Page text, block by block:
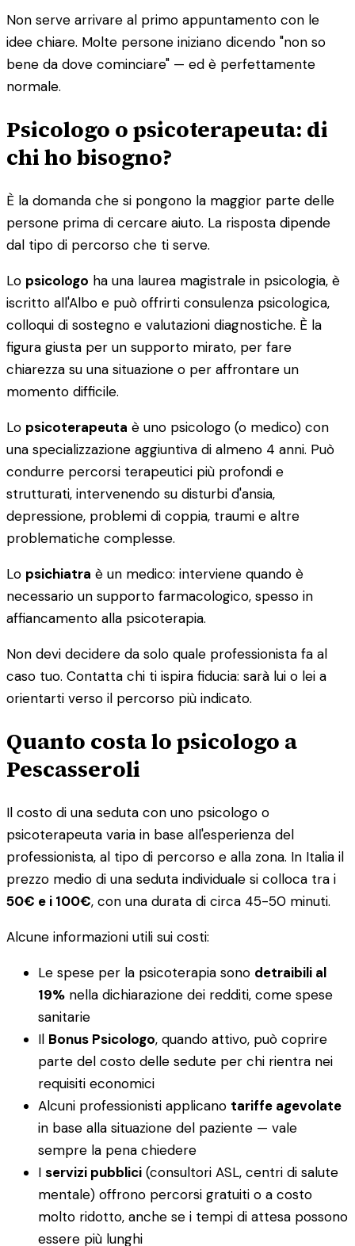
Non serve arrivare al primo appuntamento con le
idee chiare. Molte persone iniziano dicendo "non so
bene da dove cominciare" — ed è perfettamente
normale.
Psicologo o psicoterapeuta: di
chi ho bisogno?
È la domanda che si pongono la maggior parte delle
persone prima di cercare aiuto. La risposta dipende
dal tipo di percorso che ti serve.
Lo psicologo ha una laurea magistrale in psicologia, è
iscritto all'Albo e può offrirti consulenza psicologica,
colloqui di sostegno e valutazioni diagnostiche. È la
figura giusta per un supporto mirato, per fare
chiarezza su una situazione o per affrontare un
momento difficile.
Lo psicoterapeuta è uno psicologo (o medico) con
una specializzazione aggiuntiva di almeno 4 anni. Può
condurre percorsi terapeutici più profondi e
strutturati, intervenendo su disturbi d'ansia,
depressione, problemi di coppia, traumi e altre
problematiche complesse.
Lo psichiatra è un medico: interviene quando è
necessario un supporto farmacologico, spesso in
affiancamento alla psicoterapia.
Non devi decidere da solo quale professionista fa al
caso tuo. Contatta chi ti ispira fiducia: sarà lui o lei a
orientarti verso il percorso più indicato.
Quanto costa lo psicologo a
Pescasseroli
Il costo di una seduta con uno psicologo o
psicoterapeuta varia in base all'esperienza del
professionista, al tipo di percorso e alla zona. In Italia il
prezzo medio di una seduta individuale si colloca tra i
50€ e i 100€, con una durata di circa 45-50 minuti.
Alcune informazioni utili sui costi:
Le spese per la psicoterapia sono detraibili al
19% nella dichiarazione dei redditi, come spese
sanitarie
Il Bonus Psicologo, quando attivo, può coprire
parte del costo delle sedute per chi rientra nei
requisiti economici
Alcuni professionisti applicano tariffe agevolate
in base alla situazione del paziente — vale
sempre la pena chiedere
I servizi pubblici (consultori ASL, centri di salute
mentale) offrono percorsi gratuiti o a costo
molto ridotto, anche se i tempi di attesa possono
essere più lunghi